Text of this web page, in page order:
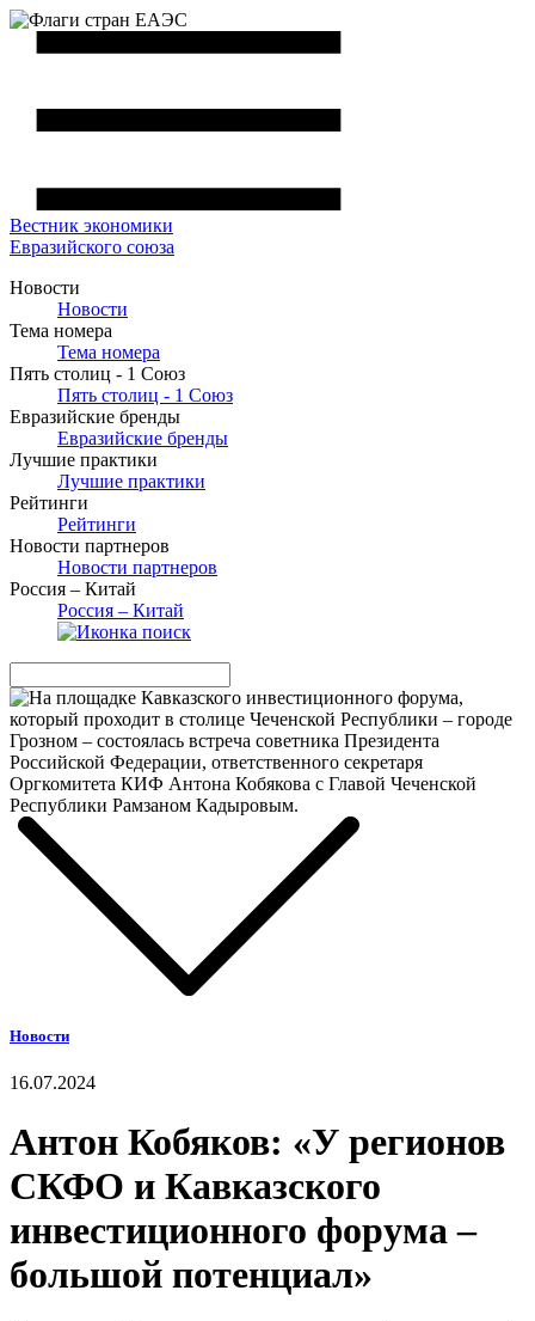
Вестник экономики
Евразийского союза
Новости
Новости
Тема номера
Тема номера
Пять столиц - 1 Союз
Пять столиц - 1 Союз
Евразийские бренды
Евразийские бренды
Лучшие практики
Лучшие практики
Рейтинги
Рейтинги
Новости партнеров
Новости партнеров
Россия – Китай
Россия – Китай
Новости
16.07.2024
Антон Кобяков: «У регионов
СКФО и Кавказского
инвестиционного форума –
большой потенциал»